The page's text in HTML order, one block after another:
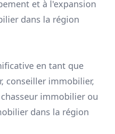
et à l'expansion
dans la région
en tant que
conseiller immobilier,
immobilier ou
dans la région